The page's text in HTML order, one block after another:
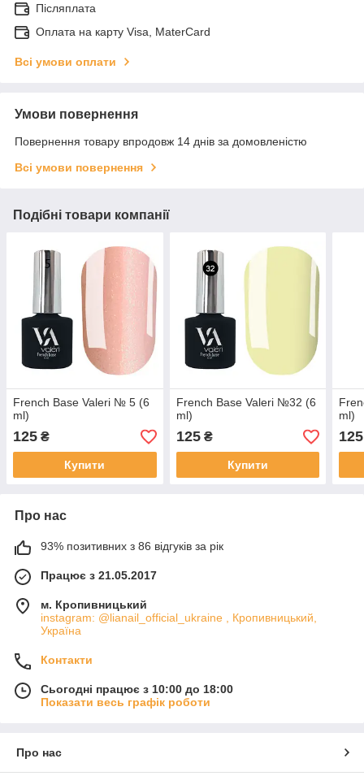
Післяплата
Оплата на карту Visa, MaterCard
Всі умови оплати
Умови повернення
Повернення товару впродовж 14 днів за домовленістю
Всі умови повернення
Подібні товари компанії
French Base Valeri № 5 (6
ml)
125 ₴
Купити
French Base Valeri №32 (6
ml)
125₴
Купити
ml)
125
Про нас
93% позитивних з 86 відгуків за рік
Працює з 21.05.2017
м. Кропивницький
instagram: @lianail_official_ukraine , Кропивницький,
Україна
Контакти
Сьогодні працює з 10:00 до 18:00
Показати весь графік роботи
Про нас